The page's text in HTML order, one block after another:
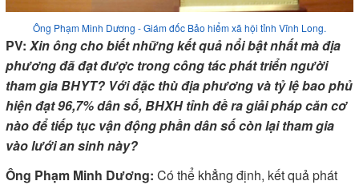
Ông Phạm Minh Dương - Giám đốc Bảo hiểm xã hội tỉnh Vĩnh Long.
PV: Xin ông cho biết những kết quả nổi bật nhất mà địa
phương đã đạt được trong công tác phát triển người
tham gia BHYT? Với đặc thù địa phương và tỷ lệ bao phủ
hiện đạt 96,7% dân số, BHXH tỉnh đề ra giải pháp căn cơ
nào để tiếp tục vận động phần dân số còn lại tham gia
vào lưới an sinh này?
Ông Phạm Minh Dương: Có thể khẳng định, kết quả phát